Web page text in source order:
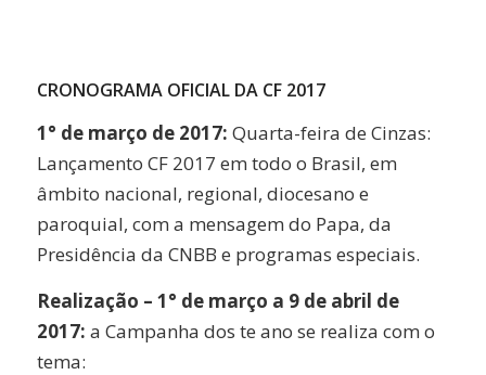
CRONOGRAMA OFICIAL DA CF 2017
1° de março de 2017: Quarta-feira de Cinzas:
Lançamento CF 2017 em todo o Brasil, em
âmbito nacional, regional, diocesano e
paroquial, com a mensagem do Papa, da
Presidência da CNBB e programas especiais.
Realização – 1° de março a 9 de abril de
2017: a Campanha dos te ano se realiza com o
tema: